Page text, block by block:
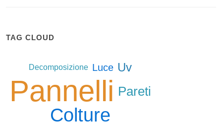
TAG CLOUD
Decomposizione Luce Uv
Pannelli Pareti
Colture